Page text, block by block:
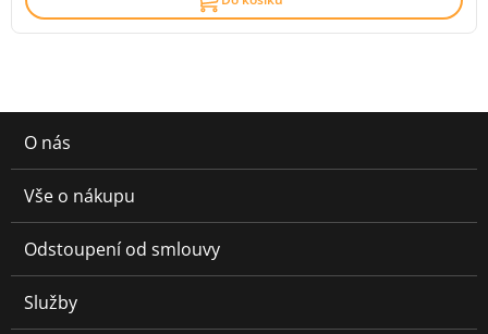
O nás
Vše o nákupu
Odstoupení od smlouvy
Služby